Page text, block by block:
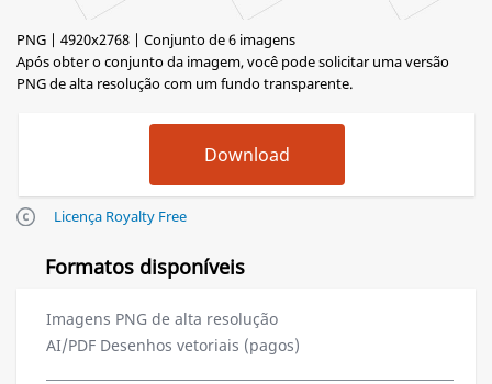
PNG | 4920x2768 | Conjunto de 6 imagens
Após obter o conjunto da imagem, você pode solicitar uma versão
PNG de alta resolução com um fundo transparente.
Licença Royalty Free
Formatos disponíveis
Imagens PNG de alta resolução
AI/PDF Desenhos vetoriais (pagos)